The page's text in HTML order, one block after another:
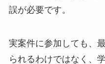
誤が必要です。
実案件に参加しても、
られるわけではなく、